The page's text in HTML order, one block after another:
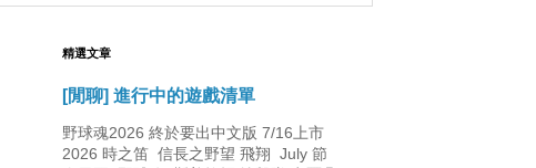
精選文章
[閒聊] 進行中的遊戲清單
野球魂2026 終於要出中文版 7/16上市
2026 時之笛 信長之野望 飛翔 July 節